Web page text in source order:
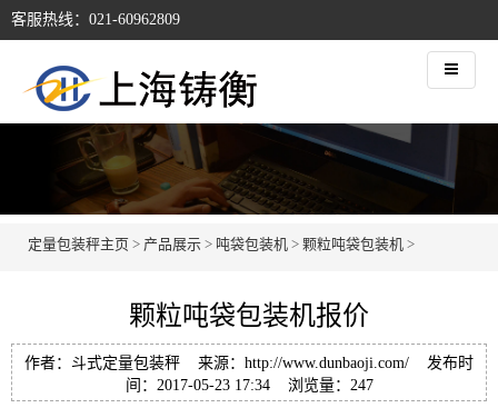
客服热线：021-60962809
定量包装秤主页 > 产品展示 > 吨袋包装机 > 颗粒吨袋包装机 >
颗粒吨袋包装机报价
作者：斗式定量包装秤 来源：http://www.dunbaoji.com/ 发布时
间：2017-05-23 17:34 浏览量： 247